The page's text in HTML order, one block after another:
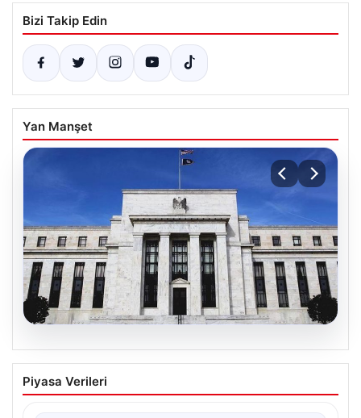
Bizi Takip Edin
Yan Manşet
06.08.2026
Fed faizi sabit tuttu
Piyasa Verileri